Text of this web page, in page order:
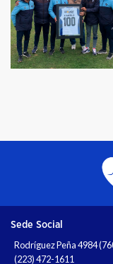
Sede Social
Rodríguez Peña 4984
(223) 472-1611